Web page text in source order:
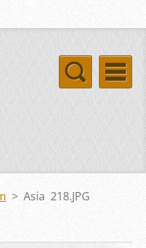
> Asia 218.JPG